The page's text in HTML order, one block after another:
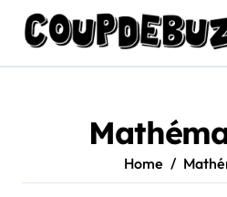
content
Home